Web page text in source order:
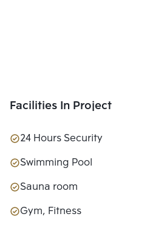
Facilities In Project
24 Hours Security
Swimming Pool
Sauna room
Gym, Fitness